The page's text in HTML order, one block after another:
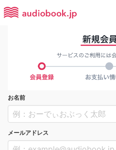
お名前
メールアドレス